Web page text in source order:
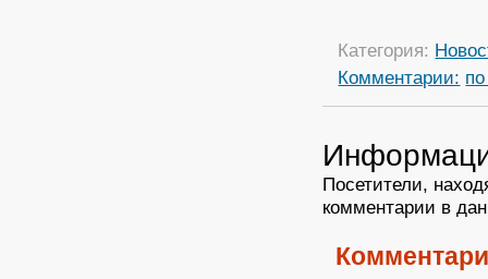
Категория:
Комментарии:
Посетители,
комментарии в